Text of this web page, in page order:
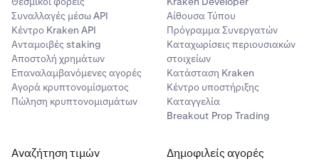
Οι εξαγωγές είναι διαθέσιμες για14 ημέρες.
στη λίσταΕξαγωγών με την κατάστασηΠεριφοράς
Η επεξεργασία των αιτημάτων εξαγωγής μπορεί να
διαρκέσει από μερικά λεπτά έως και μια εβδομάδα.
7
Κατεβάστε το έγγραφο εξαγωγής σας: Όταν βλέπετε
το εικονίδιο λήψης ενεργοποιημένο, είναι έτοιμο για
λήψη.
6 Κάντε κλικ στην επιλογή Δημιουργίαγια να
υποβάλετε το αίτημά σας. Το αίτημα θα εμφανίζεται
στη λίσταΕξαγωγών με την κατάσταση Περιφοράς
Η επεξεργασία των αιτημάτων εξαγωγής μπορεί να
διαρκέσει από μερικά λεπτά έως και μια εβδομάδα.
Κατεβάστε το έγγραφο εξαγωγής σας: Όταν βλέπετε
λήψη.
Συναλλαγές μέσω API
Κέντρο Kraken API
Ανταμοιβές staking
Αποστολή χρημάτων
Επαναλαμβανόμενες αγορές
Αγορά κρυπτονομίσματος
Πώληση κρυπτονομισμάτων
Αίθουσα Τύπου
Πρόγραμμα Συνεργατών
Καταχωρίσεις περιουσιακών
στοιχείων
Κατάσταση Kraken
Κέντρο υποστήριξης
Καταγγελία
Breakout Prop Trading
Αναζήτηση τιμών Δημοφιλείς αγορές